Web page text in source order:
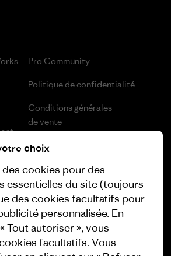
Pro Community
Politique de confidentialité
Conditions générales
de vente
Préférences de cookie
Carrières
Presse et media
Industry program
Programme d’affiliation
choix
cookies pour des
essentielles du site (toujours
des cookies facultatifs pour
personnalisée. En
Tout autoriser », vous
facultatifs. Vous